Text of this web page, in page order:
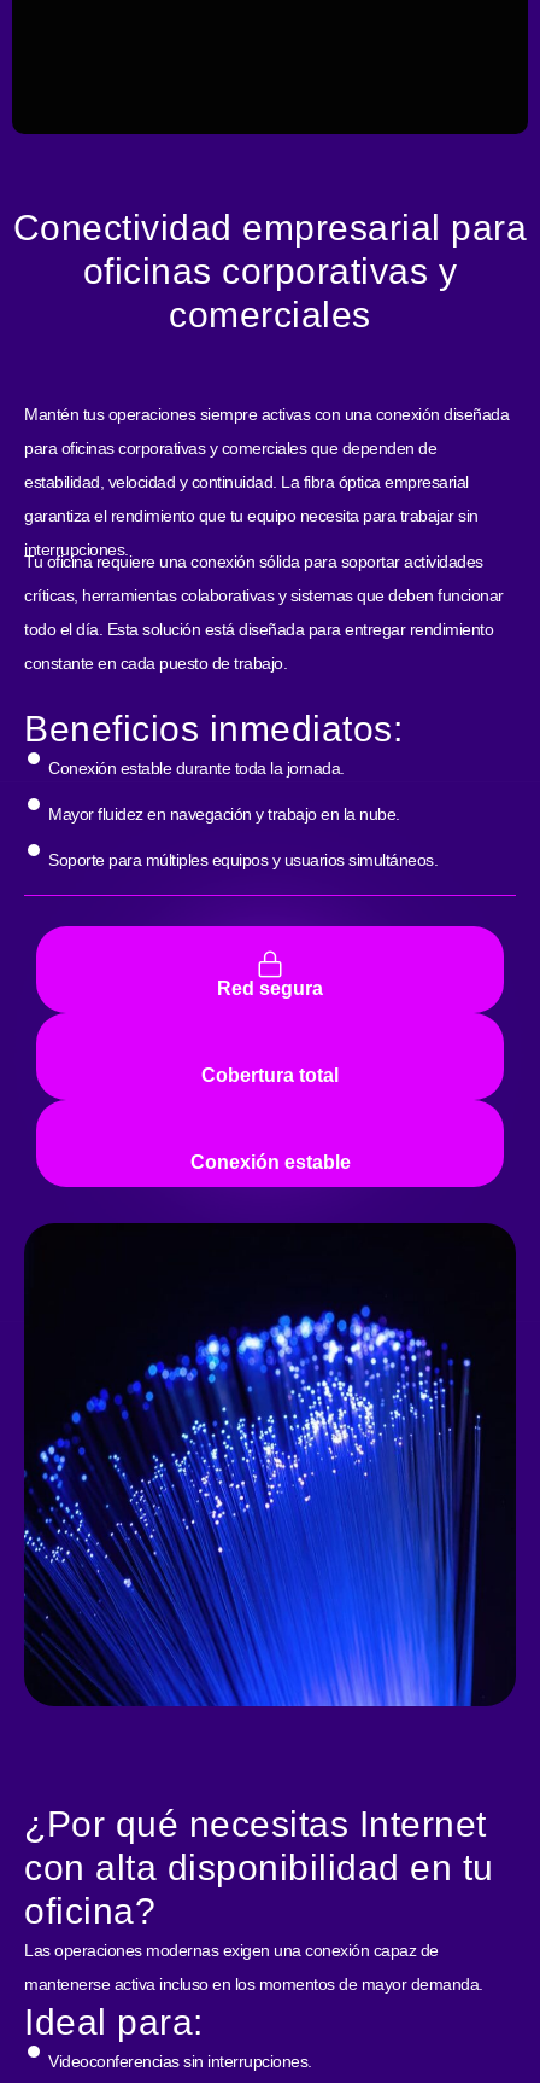
Conectividad empresarial para
oficinas corporativas y
comerciales
Mantén tus operaciones siempre activas con una conexión diseñada
para oficinas corporativas y comerciales que dependen de
estabilidad, velocidad y continuidad. La fibra óptica empresarial
garantiza el rendimiento que tu equipo necesita para trabajar sin
interrupciones.
Tu oficina requiere una conexión sólida para soportar actividades
críticas, herramientas colaborativas y sistemas que deben funcionar
todo el día. Esta solución está diseñada para entregar rendimiento
constante en cada puesto de trabajo.
Beneficios inmediatos:
Conexión estable durante toda la jornada.
Mayor fluidez en navegación y trabajo en la nube.
Soporte para múltiples equipos y usuarios simultáneos.
Red segura
Cobertura total
Conexión estable
¿Por qué necesitas Internet
con alta disponibilidad en tu
oficina?
Las operaciones modernas exigen una conexión capaz de
mantenerse activa incluso en los momentos de mayor demanda.
Ideal para:
Videoconferencias sin interrupciones.